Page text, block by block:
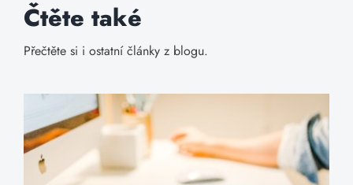
Čtěte také
Přečtěte si i ostatní články z blogu.